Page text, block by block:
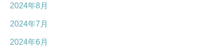
2024年8月
2024年7月
2024年6月